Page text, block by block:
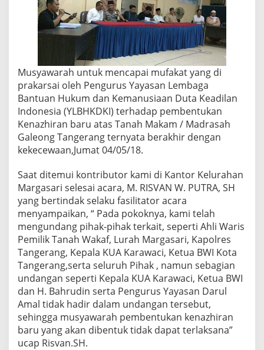
G
a
l
e
o
n
g
e
c
e
w
a
,
K
p
a
a
U
A
K
r
a
w
a
c
i
T
Musyawarah untuk mencapai mufakat yang di
prakarsai oleh Pengurus Yayasan Lembaga
Bantuan Hukum dan Kemanusiaan Duta Keadilan
Indonesia (YLBHKDKI) terhadap pembentukan
Kenazhiran baru atas Tanah Makam / Madrasah
Galeong Tangerang ternyata berakhir dengan
kekecewaan,Jumat 04/05/18.
Saat ditemui kontributor kami di Kantor Kelurahan
Margasari selesai acara, M. RISVAN W. PUTRA, SH
yang bertindak selaku fasilitator acara
menyampaikan, “ Pada pokoknya, kami telah
mengundang pihak-pihak terkait, seperti Ahli Waris
Pemilik Tanah Wakaf, Lurah Margasari, Kapolres
Tangerang, Kepala KUA Karawaci, Ketua BWI Kota
Tangerang,serta seluruh Pihak , namun sebagian
undangan seperti Kepala KUA Karawaci, Ketua BWI
dan H. Bahrudin serta Pengurus Yayasan Darul
Amal tidak hadir dalam undangan tersebut,
sehingga musyawarah pembentukan kenazhiran
baru yang akan dibentuk tidak dapat terlaksana”
ucap Risvan.SH.